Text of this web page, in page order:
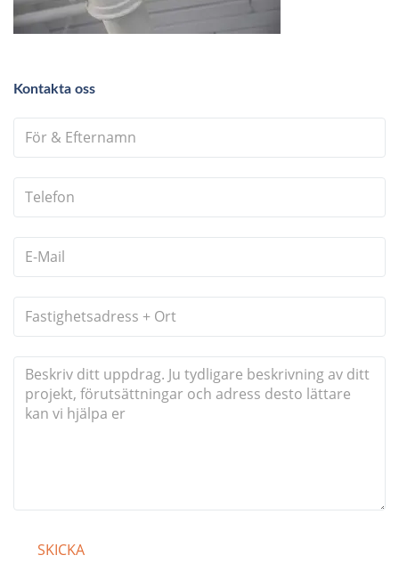
Kontakta oss